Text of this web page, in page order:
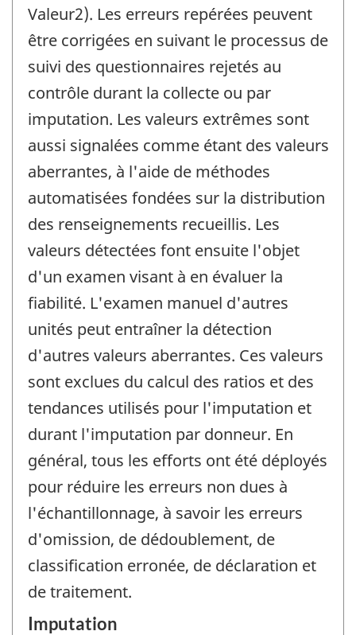
Valeur2). Les erreurs repérées peuvent
être corrigées en suivant le processus de
suivi des questionnaires rejetés au
contrôle durant la collecte ou par
imputation. Les valeurs extrêmes sont
aussi signalées comme étant des valeurs
aberrantes, à l'aide de méthodes
automatisées fondées sur la distribution
des renseignements recueillis. Les
valeurs détectées font ensuite l'objet
d'un examen visant à en évaluer la
fiabilité. L'examen manuel d'autres
unités peut entraîner la détection
d'autres valeurs aberrantes. Ces valeurs
sont exclues du calcul des ratios et des
tendances utilisés pour l'imputation et
durant l'imputation par donneur. En
général, tous les efforts ont été déployés
pour réduire les erreurs non dues à
l'échantillonnage, à savoir les erreurs
d'omission, de dédoublement, de
classification erronée, de déclaration et
de traitement.
Imputation